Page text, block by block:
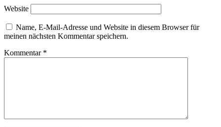
Website
Name, E-Mail-Adresse und Website in diesem Browser für
meinen nächsten Kommentar speichern.
Kommentar *